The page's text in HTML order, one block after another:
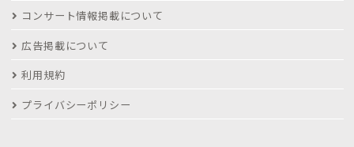
コンサート情報掲載について
広告掲載について
利用規約
プライバシーポリシー